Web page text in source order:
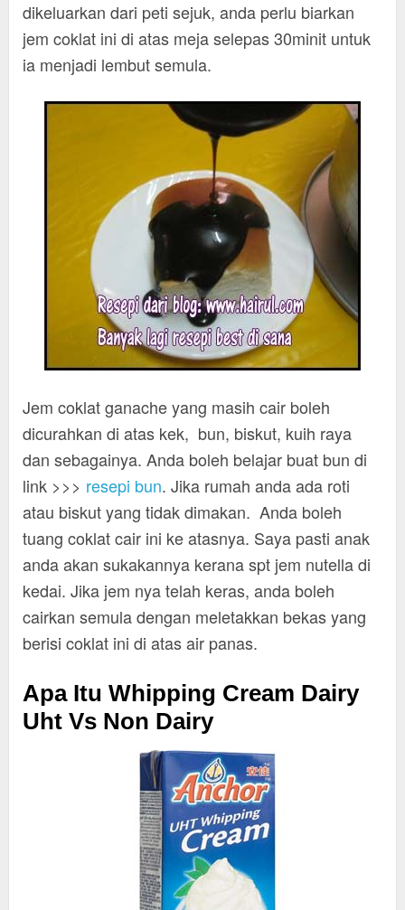
dikeluarkan dari peti sejuk, anda perlu biarkan
jem coklat ini di atas meja selepas 30minit untuk
ia menjadi lembut semula.
Jem coklat ganache yang masih cair boleh
dicurahkan di atas kek, bun, biskut, kuih raya
dan sebagainya. Anda boleh belajar buat bun di
link >>> resepi bun. Jika rumah anda ada roti
atau biskut yang tidak dimakan. Anda boleh
tuang coklat cair ini ke atasnya. Saya pasti anak
anda akan sukakannya kerana spt jem nutella di
kedai. Jika jem nya telah keras, anda boleh
cairkan semula dengan meletakkan bekas yang
berisi coklat ini di atas air panas.
Apa Itu Whipping Cream Dairy
Uht Vs Non Dairy